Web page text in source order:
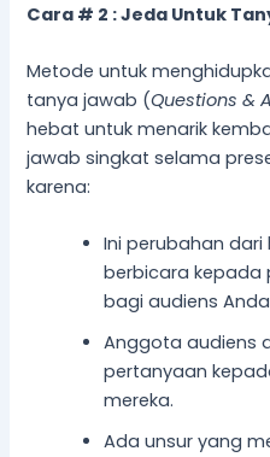
Cara # 2 : Jeda Untuk
Metode untuk
tanya jawab (Questions&
hebat untuk menarik
jawab singkat selama
karena:
Ini perubahan
berbicara kepada
bagi audiens
Anggota audiens
pertanyaan
mereka.
Ada unsur yang